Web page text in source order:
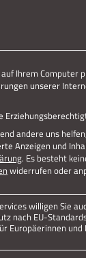
Jetzt teilen
Impressum
Ihrem
unserer
andere uns
Anzeigen und
. Es besteht
widerrufen oder
willigen Sie
nach EU-
Europäerinnen